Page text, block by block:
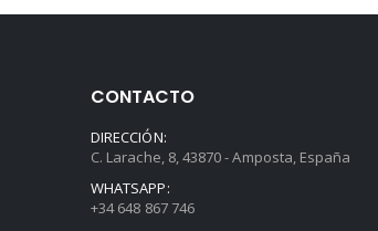
CONTACTO
DIRECCIÓN:
C. Larache, 8, 43870 - Amposta, España
WHATSAPP:
+34 648 867 746